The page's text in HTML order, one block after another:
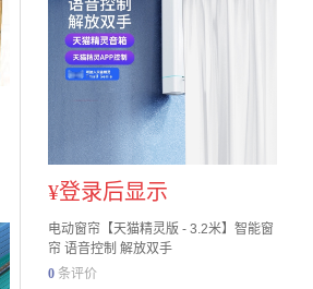
¥登录后显示
电动窗帘【天猫精灵版 - 3.2米】智能窗
帘 语音控制 解放双手
0 条评价